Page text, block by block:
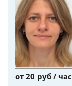
от 20 руб / час